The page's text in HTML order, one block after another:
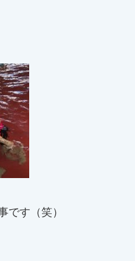
みはこちら!
です（笑）